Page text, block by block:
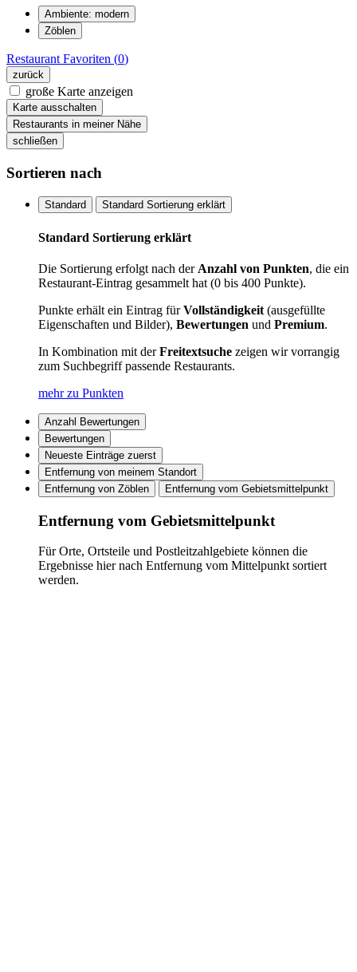
Ambiente: modern
Zöblen
Restaurant Favoriten (0)
zurück
große Karte anzeigen
Karte ausschalten
Restaurants in meiner Nähe
schließen
Sortieren nach
Standard Standard Sortierung erklärt
Standard Sortierung erklärt
Die Sortierung erfolgt nach der Anzahl von Punkten, die ein
Restaurant-Eintrag gesammelt hat (0 bis 400 Punkte).
Punkte erhält ein Eintrag fürVollständigkeit (ausgefüllte
Eigenschaften und Bilder), Bewertungen und Premium.
In Kombination mit derFreitextsuche zeigen wir vorrangig
zum Suchbegriff passende Restaurants.
mehr zu Punkten
Anzahl Bewertungen
Bewertungen
Neueste Einträge zuerst
Entfernung von meinem Standort
Entfernung von Zöblen
Entfernung vom Gebietsmittelpunkt
Entfernung vom Gebietsmittelpunkt
Für Orte, Ortsteile und Postleitzahlgebiete können die
Ergebnisse hier nach Entfernung vom Mittelpunkt sortiert
werden.